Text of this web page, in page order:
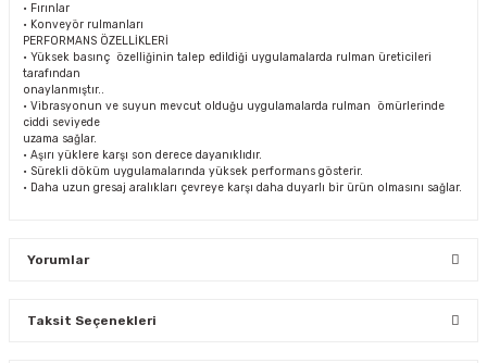
• Fırınlar
• Konveyör rulmanları
PERFORMANS ÖZELLİKLERİ
• Yüksek basınç özelliğinin talep edildiği uygulamalarda rulman üreticileri
tarafından
onaylanmıştır..
• Vibrasyonun ve suyun mevcut olduğu uygulamalarda rulman ömürlerinde
ciddi seviyede
uzama sağlar.
• Aşırı yüklere karşı son derece dayanıklıdır.
• Sürekli döküm uygulamalarında yüksek performans gösterir.
• Daha uzun gresaj aralıkları çevreye karşı daha duyarlı bir ürün olmasını sağlar.
Yorumlar
Taksit Seçenekleri